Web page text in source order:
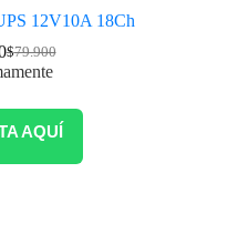
12V10A 18Ch
$79.900
AQUÍ